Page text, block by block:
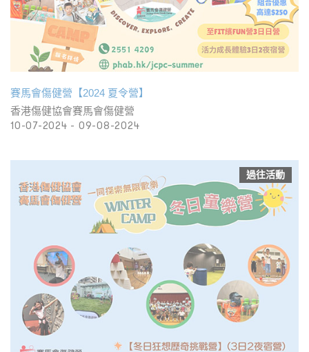
賽馬會傷健營【2024 夏令營】
香港傷健協會賽馬會傷健營
10-07-2024 - 09-08-2024
過往活動